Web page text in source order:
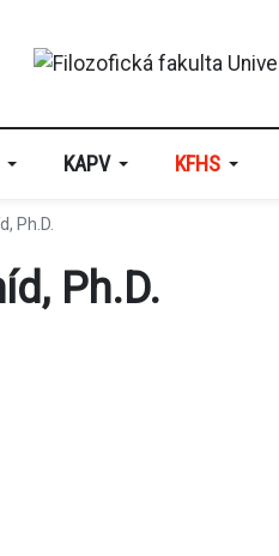
KAPV KFHS
Ph.D.
Ph.D.